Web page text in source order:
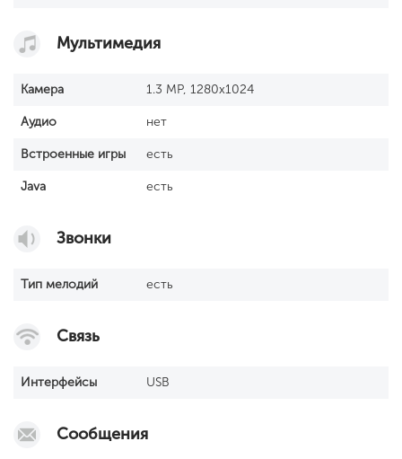
Мультимедия
Камера 1.3 MP, 1280x1024
Аудио нет
Встроенные игры есть
Java есть
Звонки
Тип мелодий есть
Связь
Интерфейсы USB
Сообщения